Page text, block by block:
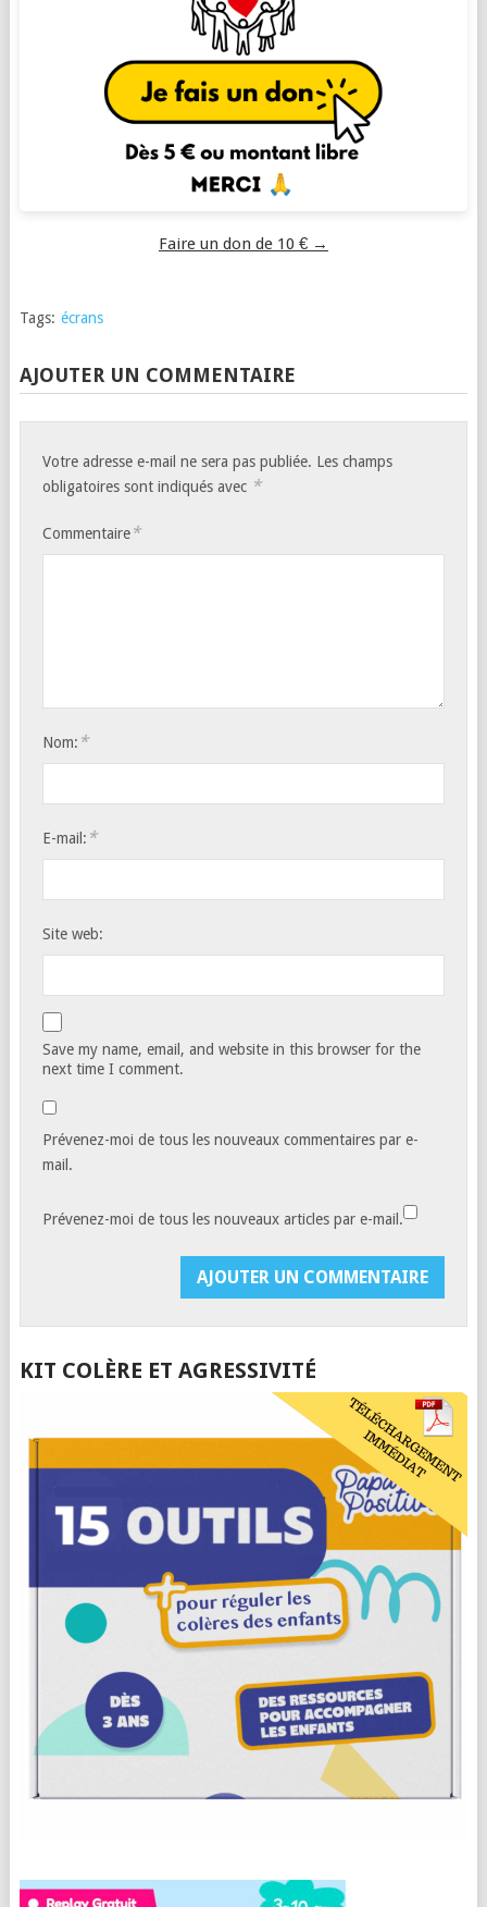
Faire un don de 10 € →
Tags: écrans
AJOUTER UN COMMENTAIRE
Votre adresse e-mail ne sera pas publiée. Les champs
obligatoires sont indiqués avec *
Commentaire*
Nom: *
E-mail: *
Site web:
Save my name, email, and website in this browser for the
next time I comment.
Prévenez-moi de tous les nouveaux commentaires par e-
mail.
Prévenez-moi de tous les nouveaux articles par e-mail.
KIT COLÈRE ET AGRESSIVITÉ